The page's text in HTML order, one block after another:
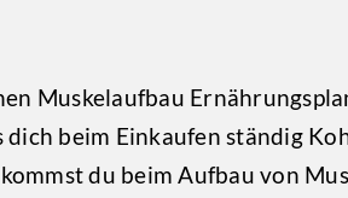
Muskelaufbau
beim Einkaufen ständig
du beim Aufbau von